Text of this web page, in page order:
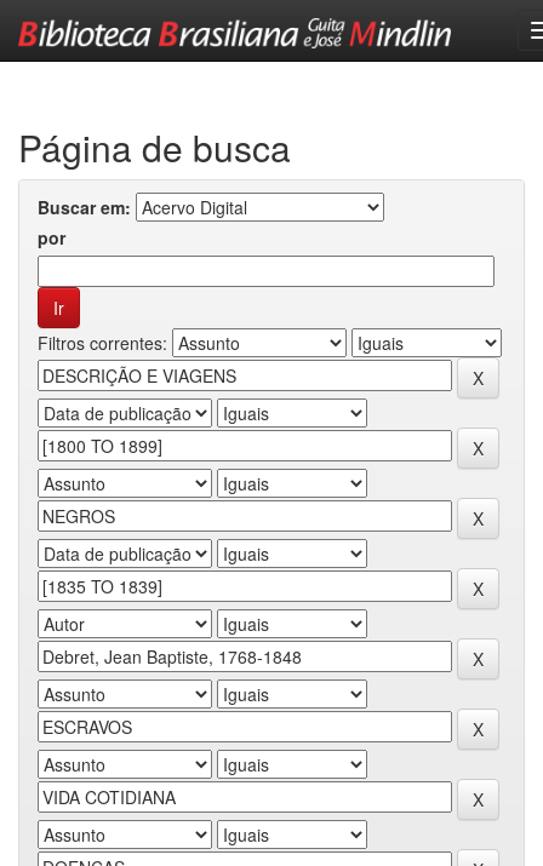
Página de busca
Buscar em:
por
Filtros correntes: